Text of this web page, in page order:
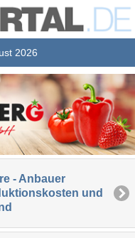
2026
- Anbauer
und